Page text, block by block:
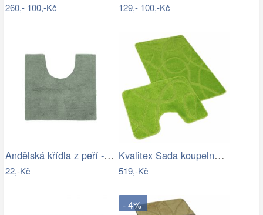
260,-100,-Kč 129,-100,-Kč
Andělská křídla z peří - zápich, bílá,…
22,-Kč
Kvalitex Sada koupelnových předložek…
519,-Kč
- 4%